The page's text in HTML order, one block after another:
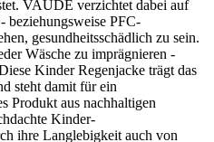
VAUDE verzichtet dabei auf
beziehungsweise PFC-
gesundheitsschädlich zu sein.
Wäsche zu imprägnieren -
Kinder Regenjacke trägt das
steht damit für ein
Produkt aus nachhaltigen
Kinder-
ihre Langlebigkeit auch von